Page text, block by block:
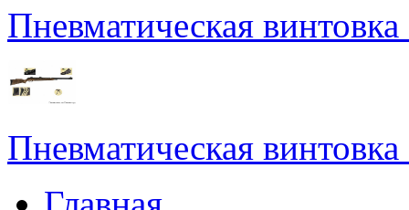
Пневматическая
Пневматическая